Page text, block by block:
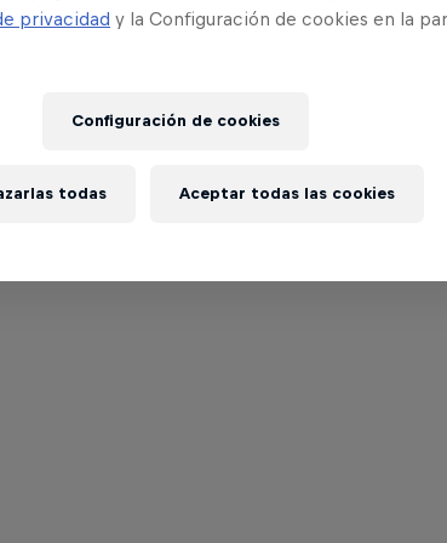
privacidad y la Configuración de cookies en la
Configuración de cookies
todas Aceptar todas las cookies